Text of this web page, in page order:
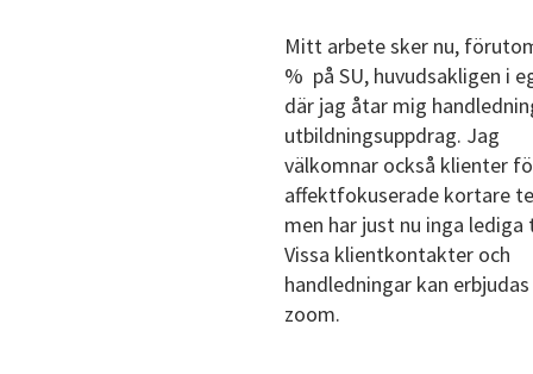
Mitt arbete sker nu,
% på SU, huvudsakligen i
där jag åtar mig
utbildningsuppdrag. Jag
välkomnar också klienter
affektfokuserade kortare
men har just nu inga lediga
Vissa klientkontakter och
handledningar kan
zoom.